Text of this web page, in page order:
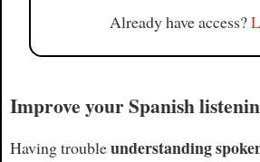
Already have access?
Improve your Spanish
Having troubleunderstanding